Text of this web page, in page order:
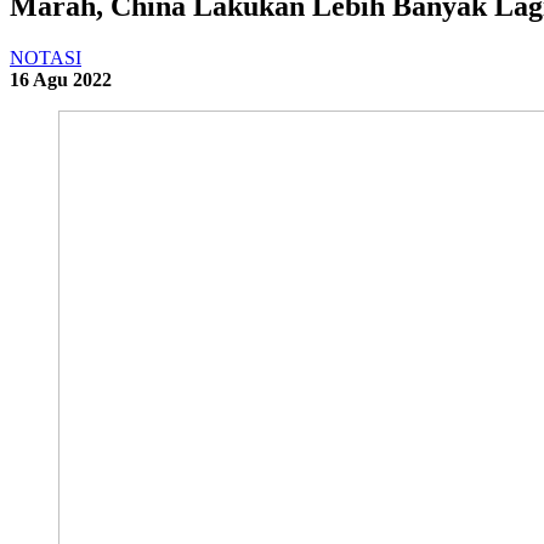
NOTASI
16 Agu 2022